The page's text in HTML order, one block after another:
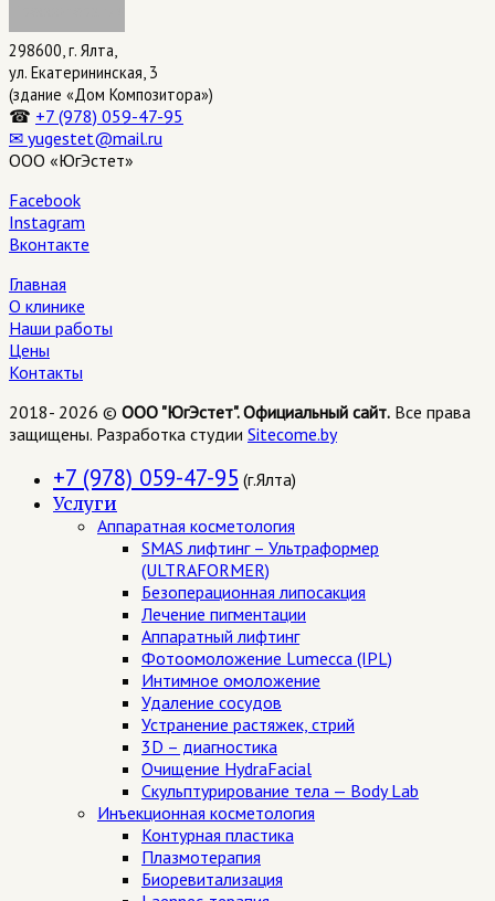
298600, г. Ялта,
ул. Екатерининская, 3
(здание «Дом Композитора»)
☎ +7 (978) 059-47-95
✉ yugestet@mail.ru
ООО «ЮгЭстет»
Facebook
Instagram
Вконтакте
Главная
О клинике
Наши работы
Цены
Контакты
2018- 2026 © ООО "ЮгЭстет". Официальный сайт. Все права
защищены. Разработка студии Sitecome.by
+7 (978) 059-47-95 (г.Ялта)
Услуги
Аппаратная косметология
SMAS лифтинг – Ультраформер
(ULTRAFORMER)
Безоперационная липосакция
Лечение пигментации
Аппаратный лифтинг
Фотоомоложение Lumecca (IPL)
Интимное омоложение
Удаление сосудов
Устранение растяжек, стрий
3D – диагностика
Очищение HydraFacial
Скульптурирование тела — Body Lab
Инъекционная косметология
Контурная пластика
Плазмотерапия
Биоревитализация